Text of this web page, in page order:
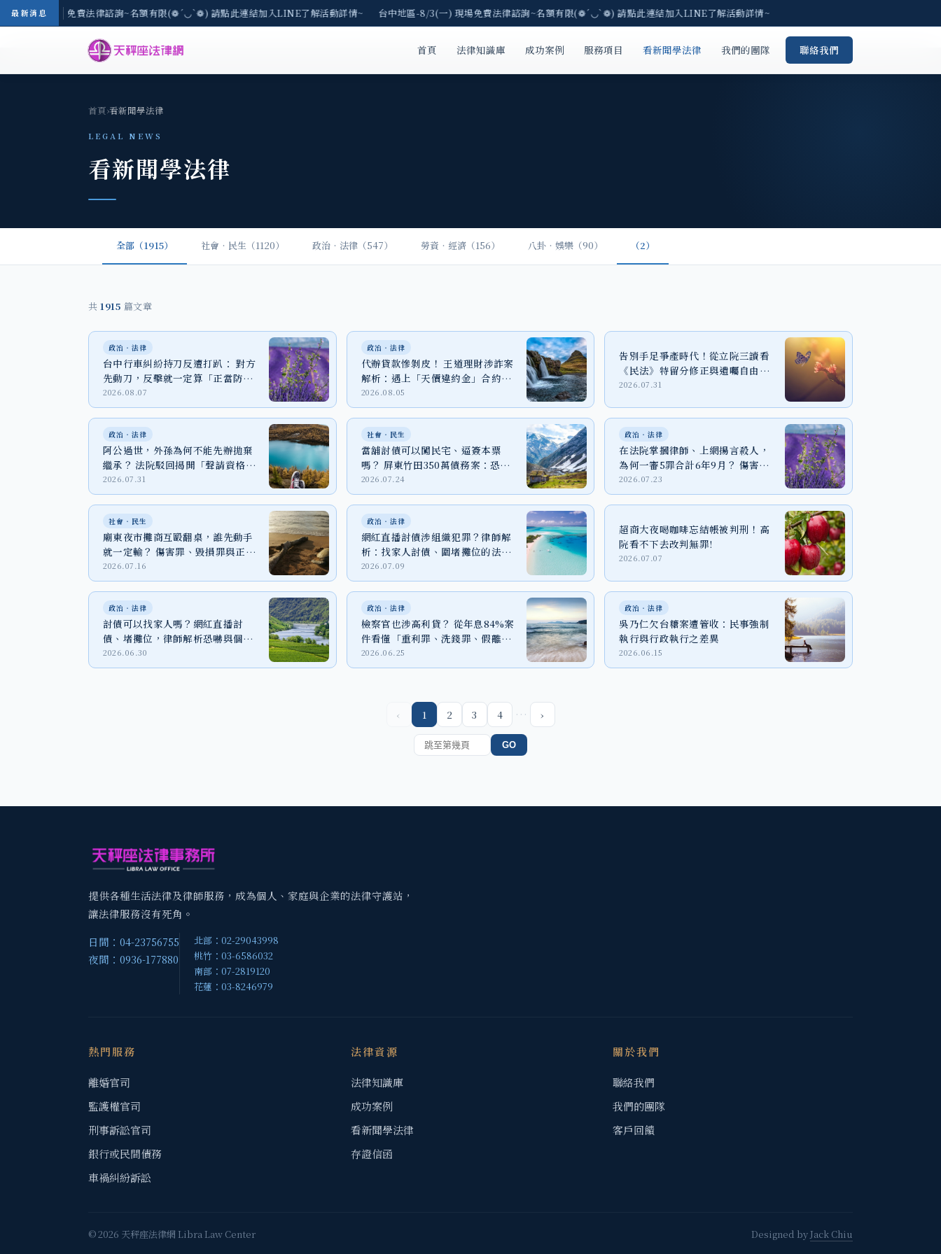
最新消息
-8/3(一) 現場免費法律諮詢~名額有限(❁´◡`❁) 請點此連結加入LINE了解活動詳情~ 台中地區-8/3(一) 現場免費法律諮詢~名額有限(❁´◡`❁) 請點此連結加入LINE了解活動詳情~
首頁 法律知識庫 成功案例 服務項目 看新聞學法律 我們的團隊 聯絡我們
首頁›看新聞學法律
LEGAL NEWS
看新聞學法律
全部（1915） 社會‧民生（1120） 政治‧法律（547） 勞資‧經濟（156） 八卦‧娛樂（90） （2）
共 1915 篇文章
政治‧法律
台中行車糾紛持刀反遭打趴： 對方
先動刀，反擊就一定算「正當防
衛」嗎？
2026.08.07
政治‧法律
代辦貸款慘剝皮！ 王道理財涉詐案
解析：遇上「天價違約金」合約該
怎麼辦？
2026.08.05
告別手足爭產時代！從立院三讀看
《民法》特留分修正與遺囑自由之
實踐
2026.07.31
政治‧法律
阿公過世，外孫為何不能先辦拋棄
繼承？ 法院駁回揭開「聲請資格」
關鍵
2026.07.31
社會‧民生
當舖討債可以闖民宅、逼簽本票
嗎？ 屏東竹田350萬債務案：恐嚇
取財、強制罪與家屬自保
2026.07.24
政治‧法律
在法院掌摑律師、上網揚言殺人，
為何一審5罪合計6年9月？ 傷害、
恐嚇與個資法一次看懂
2026.07.23
社會‧民生
廟東夜市攤商互毆翻桌，誰先動手
就一定輸？ 傷害罪、毀損罪與正當
防衛一次看
2026.07.16
政治‧法律
網紅直播討債涉組織犯罪？律師解
析：找家人討債、圍堵攤位的法律
代價
2026.07.09
超商大夜喝咖啡忘結帳被判刑！高
院看不下去改判無罪!
2026.07.07
政治‧法律
討債可以找家人嗎？網紅直播討
債、堵攤位，律師解析恐嚇與個資
外洩風險
2026.06.30
政治‧法律
檢察官也涉高利貸？ 從年息84%案
件看懂「重利罪、洗錢罪、假離
婚」法律風險
2026.06.25
政治‧法律
吳乃仁欠台糖案遭管收：民事強制
執行與行政執行之差異
2026.06.15
‹ 1 2 3 4 … ›
GO
提供各種生活法律及律師服務，成為個人、家庭與企業的法律守護站，
讓法律服務沒有死角。
日間：04-23756755
夜間：0936-177880
北部：02-29043998
桃竹：03-6586032
南部：07-2819120
花蓮：03-8246979
熱門服務
離婚官司
監護權官司
刑事訴訟官司
銀行或民間債務
車禍糾紛訴訟
法律資源
法律知識庫
成功案例
看新聞學法律
存證信函
關於我們
聯絡我們
我們的團隊
客戶回饋
© 2026 天秤座法律網 Libra Law Center Designed byJack Chiu